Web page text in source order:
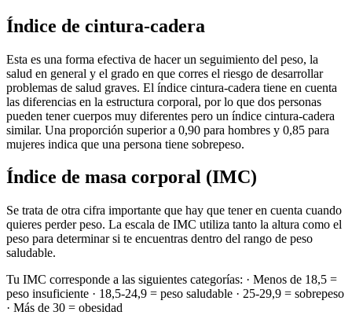
Índice de cintura-cadera
Esta es una forma efectiva de hacer un seguimiento del peso, la
salud en general y el grado en que corres el riesgo de desarrollar
problemas de salud graves. El índice cintura-cadera tiene en cuenta
las diferencias en la estructura corporal, por lo que dos personas
pueden tener cuerpos muy diferentes pero un índice cintura-cadera
similar. Una proporción superior a 0,90 para hombres y 0,85 para
mujeres indica que una persona tiene sobrepeso.
Índice de masa corporal (IMC)
Se trata de otra cifra importante que hay que tener en cuenta cuando
quieres perder peso. La escala de IMC utiliza tanto la altura como el
peso para determinar si te encuentras dentro del rango de peso
saludable.
Tu IMC corresponde a las siguientes categorías: · Menos de 18,5 =
peso insuficiente · 18,5-24,9 = peso saludable · 25-29,9 = sobrepeso
· Más de 30 = obesidad